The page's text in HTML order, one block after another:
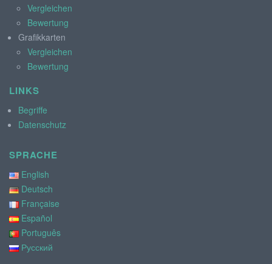
Vergleichen
Bewertung
Grafikkarten
Vergleichen
Bewertung
LINKS
Begriffe
Datenschutz
SPRACHE
English
Deutsch
Française
Español
Português
Русский